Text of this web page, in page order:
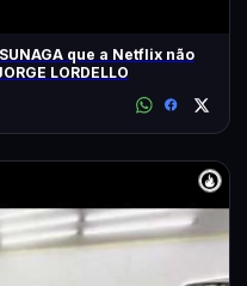
que a Netflix não
LORDELLO